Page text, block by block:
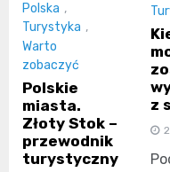
Polska ,
Turystyka ,
Warto
zobaczyć
Polskie
miasta.
Złoty Stok –
przewodnik
turystyczny
z